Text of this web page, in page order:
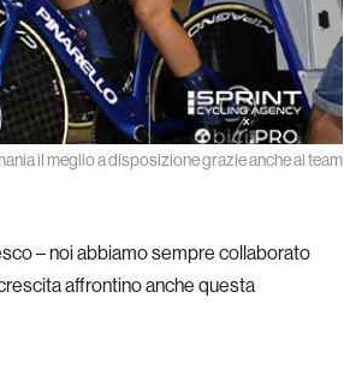
il meglio a disposizione grazie anche ai team
– noi abbiamo sempre collaborato
affrontino anche questa